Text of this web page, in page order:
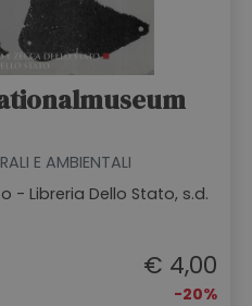
E AMBIENTALI
- Libreria Dello Stato, s.d.
€ 4,00
-20%